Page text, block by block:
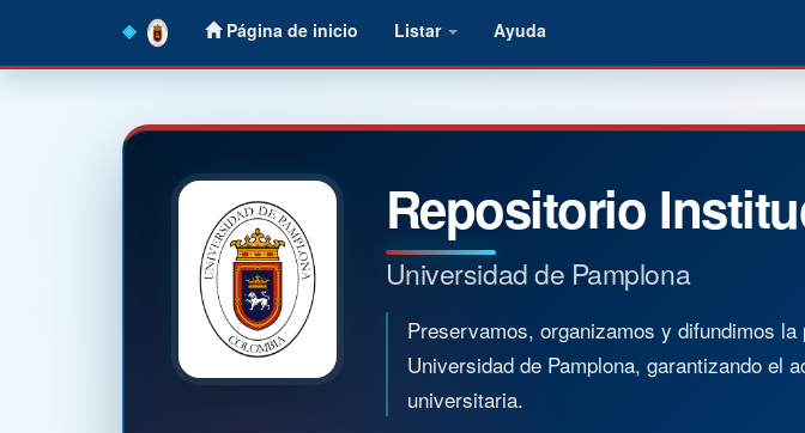
Página de inicio Listar Ayuda
Repositorio
Universidad de Pamplona
Preservamos, organizamos y difundimos
Universidad de Pamplona, garantizando el
universitaria.